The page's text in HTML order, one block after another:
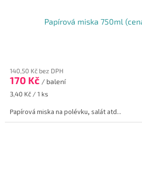
Papírová miska 750ml
140,50 Kč bez DPH
170 Kč / balení
Měrná
3,40 Kč / 1 ks
Papírová miska na polévku, salát atd...